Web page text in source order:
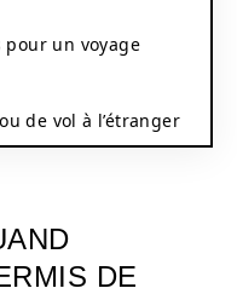
un voyage
de vol à l’étranger
DE